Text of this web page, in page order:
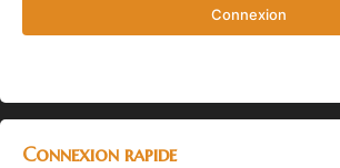
Connexion
Connexion rapide